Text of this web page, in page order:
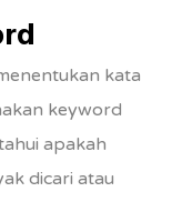
kata
keyword
apakah
dicari atau